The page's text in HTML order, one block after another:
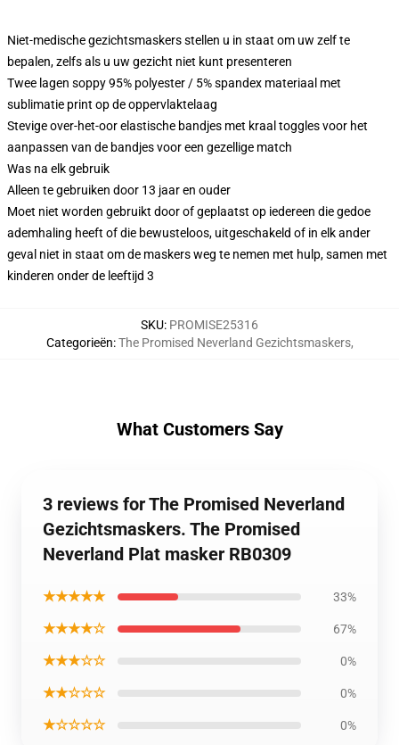
Niet-medische gezichtsmaskers stellen u in staat om uw zelf te
bepalen, zelfs als u uw gezicht niet kunt presenteren
Twee lagen soppy 95% polyester / 5% spandex materiaal met
sublimatie print op de oppervlaktelaag
Stevige over-het-oor elastische bandjes met kraal toggles voor het
aanpassen van de bandjes voor een gezellige match
Was na elk gebruik
Alleen te gebruiken door 13 jaar en ouder
Moet niet worden gebruikt door of geplaatst op iedereen die gedoe
ademhaling heeft of die bewusteloos, uitgeschakeld of in elk ander
geval niet in staat om de maskers weg te nemen met hulp, samen met
kinderen onder de leeftijd 3
SKU: PROMISE25316
Categorieën:The Promised Neverland Gezichtsmaskers,
What Customers Say
3 reviews for The Promised Neverland
Gezichtsmaskers. The Promised
Neverland Plat masker RB0309
★★★★★ 33%
★★★★☆ 67%
★★★☆☆ 0%
★★☆☆☆ 0%
★☆☆☆☆ 0%